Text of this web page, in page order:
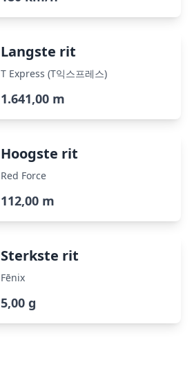
Langste rit
T Express (T익스프레스)
1.641,00 m
Hoogste rit
Red Force
112,00 m
Sterkste rit
Fēnix
5,00 g